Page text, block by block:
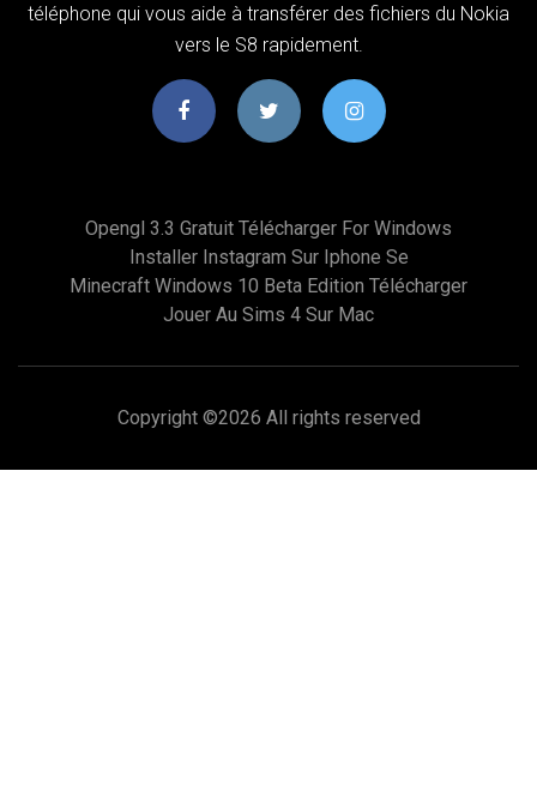
téléphone qui vous aide à transférer des fichiers du Nokia
vers le S8 rapidement.
Opengl 3.3 Gratuit Télécharger For Windows
Installer Instagram Sur Iphone Se
Minecraft Windows 10 Beta Edition Télécharger
Jouer Au Sims 4 Sur Mac
Copyright ©2026 All rights reserved